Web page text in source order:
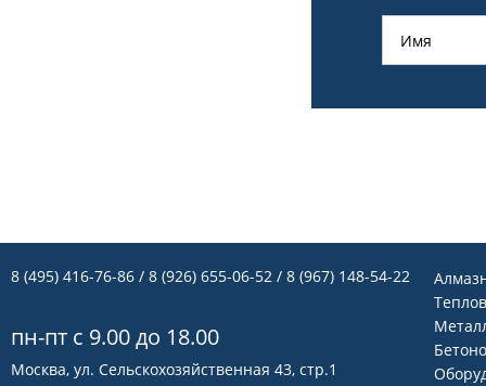
8 (495) 416-76-86 / 8 (926) 655-06-52 / 8 (967) 148-54-22
пн-пт с 9.00 до 18.00
Москва, ул. Сельскохозяйственная 43, стр.1